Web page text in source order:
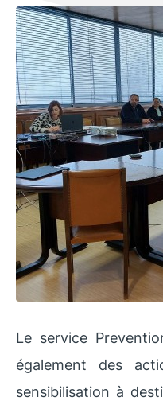
Le service
également des
sensibilisation à